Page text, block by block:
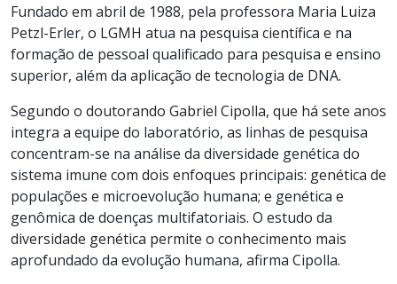
Fundado em abril de 1988, pela professora Maria Luiza
Petzl-Erler, o LGMH atua na pesquisa científica e na
formação de pessoal qualificado para pesquisa e ensino
superior, além da aplicação de tecnologia de DNA.
Segundo o doutorando Gabriel Cipolla, que há sete anos
integra a equipe do laboratório, as linhas de pesquisa
concentram-se na análise da diversidade genética do
sistema imune com dois enfoques principais: genética de
populações e microevolução humana; e genética e
genômica de doenças multifatoriais. O estudo da
diversidade genética permite o conhecimento mais
aprofundado da evolução humana, afirma Cipolla.